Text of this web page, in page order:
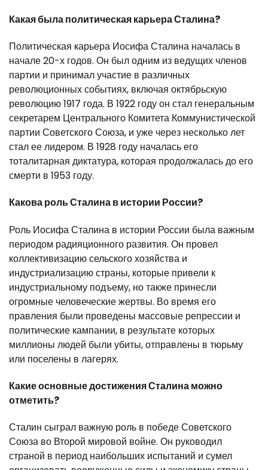
Какая была политическая карьера Сталина?
Политическая карьера Иосифа Сталина началась в
начале 20-х годов. Он был одним из ведущих членов
партии и принимал участие в различных
революционных событиях, включая октябрьскую
революцию 1917 года. В 1922 году он стал генеральным
секретарем Центрального Комитета Коммунистической
партии Советского Союза, и уже через несколько лет
стал ее лидером. В 1928 году началась его
тоталитарная диктатура, которая продолжалась до его
смерти в 1953 году.
Какова роль Сталина в истории России?
Роль Иосифа Сталина в истории России была важным
периодом радияционного развития. Он провел
коллективизацию сельского хозяйства и
индустриализацию страны, которые привели к
индустриальному подъему, но также принесли
огромные человеческие жертвы. Во время его
правления были проведены массовые репрессии и
политические кампании, в результате которых
миллионы людей были убиты, отправлены в тюрьму
или поселены в лагерях.
Какие основные достижения Сталина можно
отметить?
Сталин сыграл важную роль в победе Советского
Союза во Второй мировой войне. Он руководил
страной в период наибольших испытаний и сумел